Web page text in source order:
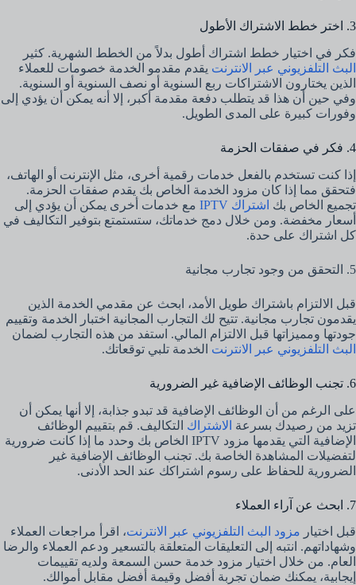
3. اختر خطط الاشتراك الأطول
فكر في اختيار خطط اشتراك أطول بدلاً من الخطط الشهرية. كثير
البث التلفزيوني عبر الانترنت يقدم مقدمو الخدمة خصومات للعملاء
الذين يختارون الاشتراكات ربع السنوية أو نصف السنوية أو السنوية.
وفي حين أن هذا قد يتطلب دفعة مقدمة أكبر، إلا أنه يمكن أن يؤدي إلى
وفورات كبيرة على المدى الطويل.
4. فكر في صفقات الحزمة
إذا كنت تستخدم بالفعل خدمات رقمية أخرى، مثل الإنترنت أو الهاتف،
فتحقق مما إذا كان مزود الخدمة الخاص بك يقدم صفقات الحزمة.
تجميع الخاص بك اشتراك IPTV
مع خدمات أخرى يمكن أن يؤدي إلى
أسعار مخفضة. ومن خلال دمج خدماتك، ستستمتع بتوفير التكاليف في
كل اشتراك على حدة.
5. التحقق من وجود تجارب مجانية
قبل الالتزام باشتراك طويل الأمد، ابحث عن مقدمي الخدمة الذين
يقدمون تجارب مجانية. تتيح لك التجارب المجانية اختبار الخدمة وتقييم
جودتها ومميزاتها قبل الالتزام المالي. استفد من هذه التجارب لضمان
البث التلفزيوني عبر الانترنت الخدمة تلبي توقعاتك.
6. تجنب الوظائف الإضافية غير الضرورية
على الرغم من أن الوظائف الإضافية قد تبدو جذابة، إلا أنها يمكن أن
تزيد من رصيدك بسرعة الاشتراك التكاليف. قم بتقييم الوظائف
الإضافية التي يقدمها مزود IPTV الخاص بك وحدد ما إذا كانت ضرورية
لتفضيلات المشاهدة الخاصة بك. تجنب الوظائف الإضافية غير
الضرورية للحفاظ على رسوم اشتراكك عند الحد الأدنى.
7. ابحث عن آراء العملاء
قبل اختيار مزود البث التلفزيوني عبر الانترنت، اقرأ مراجعات العملاء
وشهاداتهم. انتبه إلى التعليقات المتعلقة بالتسعير ودعم العملاء والرضا
العام. من خلال اختيار مزود خدمة حسن السمعة ولديه تقييمات
إيجابية، يمكنك ضمان تجربة أفضل وقيمة أفضل مقابل أموالك.